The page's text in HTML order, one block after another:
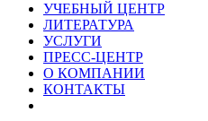
УЧЕБНЫЙ ЦЕНТР
ЛИТЕРАТУРА
УСЛУГИ
ПРЕСС-ЦЕНТР
О КОМПАНИИ
КОНТАКТЫ